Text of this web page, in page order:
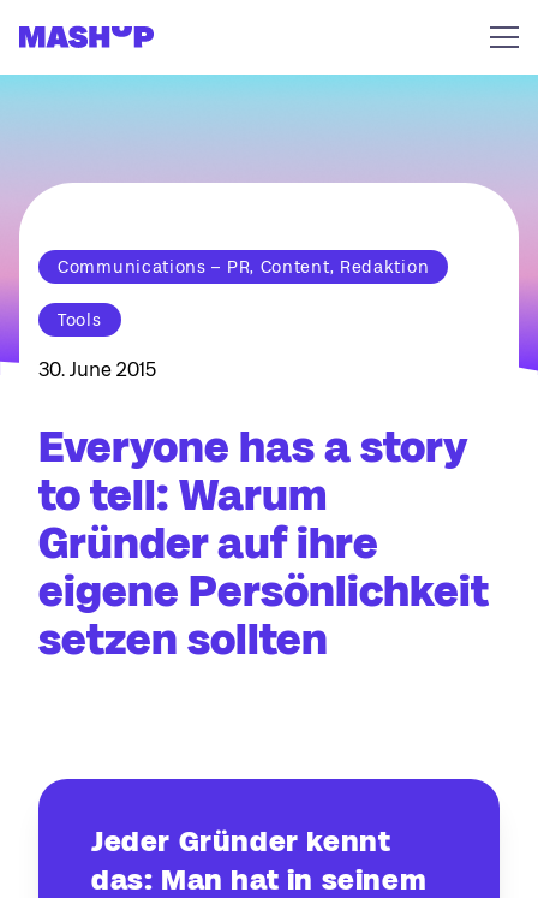
Communications – PR, Content, Redaktion
Tools
30. June 2015
Everyone has a story
to tell: Warum
Gründer auf ihre
eigene Persönlichkeit
setzen sollten
Jeder Gründer kennt
das: Man hat in seinem